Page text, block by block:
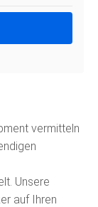
vermitteln
Unsere
auf Ihren